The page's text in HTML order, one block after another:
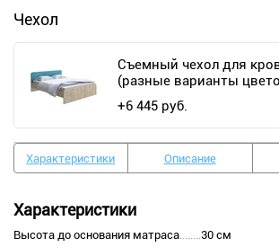
Чехол
Съемный чехол для
(разные варианты
+6 445 руб.
Характеристики Описание
Характеристики
Высота до основания матраса
30 см